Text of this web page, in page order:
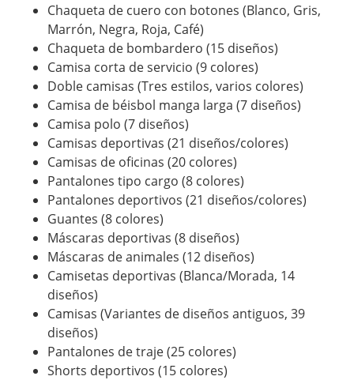
Chaqueta de cuero con botones (Blanco, Gris,
Marrón, Negra, Roja, Café)
Chaqueta de bombardero (15 diseños)
Camisa corta de servicio (9 colores)
Doble camisas (Tres estilos, varios colores)
Camisa de béisbol manga larga (7 diseños)
Camisa polo (7 diseños)
Camisas deportivas (21 diseños/colores)
Camisas de oficinas (20 colores)
Pantalones tipo cargo (8 colores)
Pantalones deportivos (21 diseños/colores)
Guantes (8 colores)
Máscaras deportivas (8 diseños)
Máscaras de animales (12 diseños)
Camisetas deportivas (Blanca/Morada, 14
diseños)
Camisas (Variantes de diseños antiguos, 39
diseños)
Pantalones de traje (25 colores)
Shorts deportivos (15 colores)